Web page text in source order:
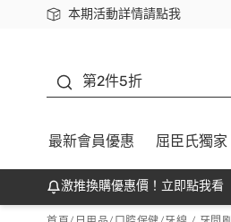
本期活動詳情請點我
下載app最高回饋$350
第2件5折
最新會員優惠 屈臣氏獨家
激推換購優惠價！立即點我看